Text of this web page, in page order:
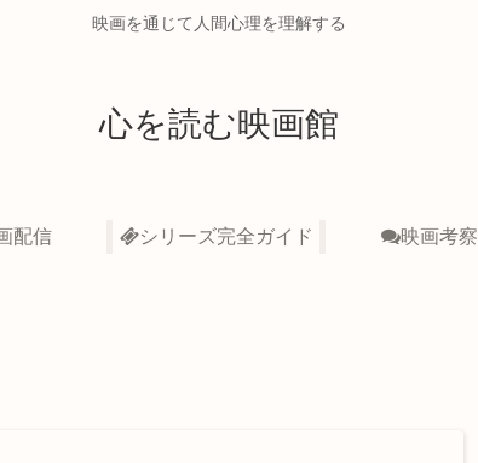
映画を通じて人間心理を理解する
心を読む映画館
配信 シリーズ完全ガイド 映画考察